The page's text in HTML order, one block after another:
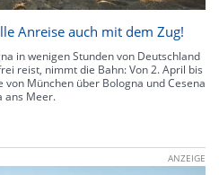
Anreise auch mit dem Zug!
in wenigen Stunden von Deutschland
reist, nimmt die Bahn: Von 2. April bis
München über Bologna und Cesena
ans Meer.
ANZEIGE